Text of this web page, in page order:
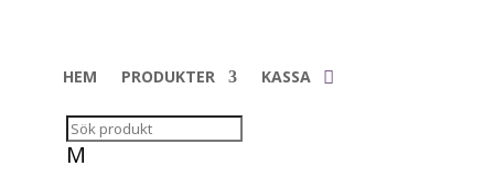
HEM PRODUKTER KASSA
M